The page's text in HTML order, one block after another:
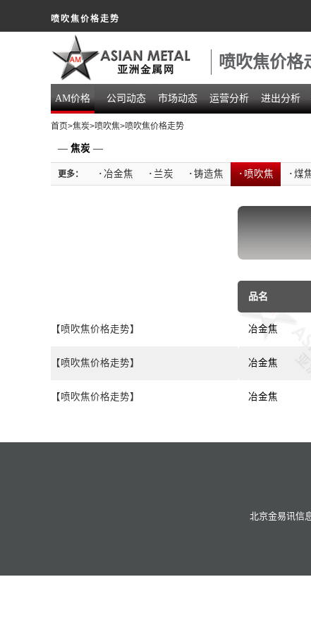
喷吹焦价格走势
喷吹焦价格
AM价格 公司动态 市场动态 运营分析 进出分析
首页>焦炭>喷吹焦>喷吹焦价格走势
— 焦炭 —
更多： · 冶金焦 · 兰炭 · 铸造焦 ·喷吹焦 · 煤
【喷吹焦价格走势】
【喷吹焦价格走势】
【喷吹焦价格走势】
品名
冶金焦
冶金焦
冶金焦
北京金易讯信